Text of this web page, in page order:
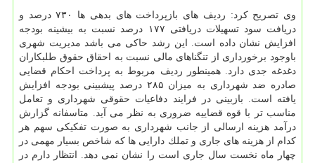
وی تصریح كرد: ردیف های بازپرداخت های بدهی ها ۷۳۰ درصد و
دریافت سود تسهیلات دریافتی ۱۷۷ درصد نسبت به بیشینه بودجه
افزایش نشان داده است. این رشد حاكی می باشد مدیریت شهری
باوجود برخورداری از تنگناهای مالی نسبت به احقاق حقوق طلبكاران
دغدغه جدی دارد. همینطور ردیف مربوط به پرداخت احكام قضایی
صادره ضد شهرداری به میزان ۲۸۵ درصد پیشبینی بودجه افزایش
یافته است. بازبینی در فرایند دفاعیات حقوقی شهرداری و تعامل
مناسب تر با قوه قضاییه ضروری به نظر می آید. متاسفانه گزارش
درآمد هزینه ارسالی از جانب شهرداری به صورت تفكیكی سهم هر
كدام از هزینه های جاری و تملك دارایی ها كه شاخص بسیار مهمی در
چهار ماه نخست سال جاری است را نشان نمی دهد. انتظار دارم در